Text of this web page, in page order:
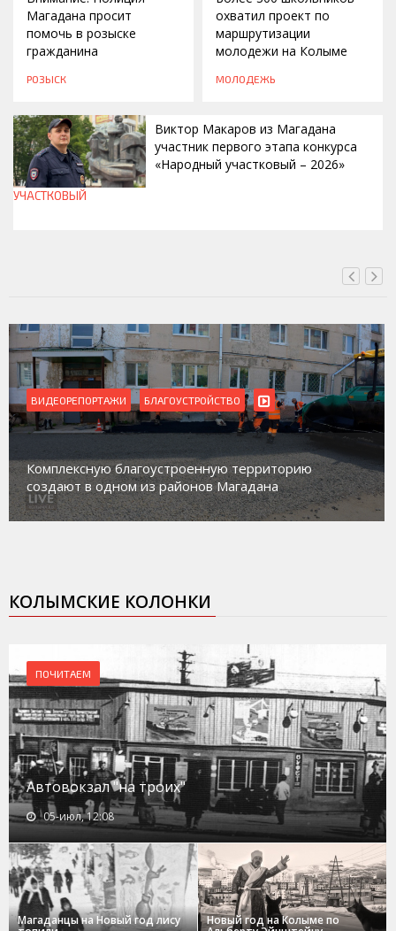
Магадана просит
помочь в розыске
гражданина
РОЗЫСК
охватил проект по
маршрутизации
молодежи на Колыме
МОЛОДЕЖЬ
Виктор Макаров из Магадана
участник первого этапа конкурса
«Народный участковый – 2026»
УЧАСТКОВЫЙ
ВИДЕОРЕПОРТАЖИ
Магадан присоединился к пилотному проекту по
работе с несовершеннолетними из групп
социального риска «Переправа»
КОЛЫМСКИЕ КОЛОНКИ
ПОЧИТАЕМ
Автовокзал "на троих"
05-июл, 12:08
Магаданцы на Новый год лису Новый год на Колыме по